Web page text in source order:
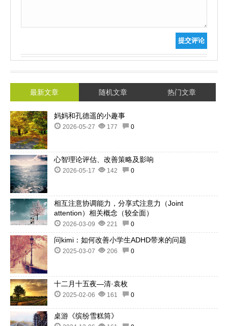
提交评论
最新文章 随机文章 热门文章
妈妈和孔德遥的小趣事
2026-05-27 177 0
心智理论评估、改善策略及影响
2026-05-17 142 0
相互注意协调能力，分享式注意力（Joint
attention）相关概念（较全面）
2026-03-09 221 0
问kimi：如何改善小学生ADHD带来的问题
2025-03-07 206 0
十二月十五夜—清·袁枚
2025-02-06 161 0
桌游《缤纷雪糕筒》